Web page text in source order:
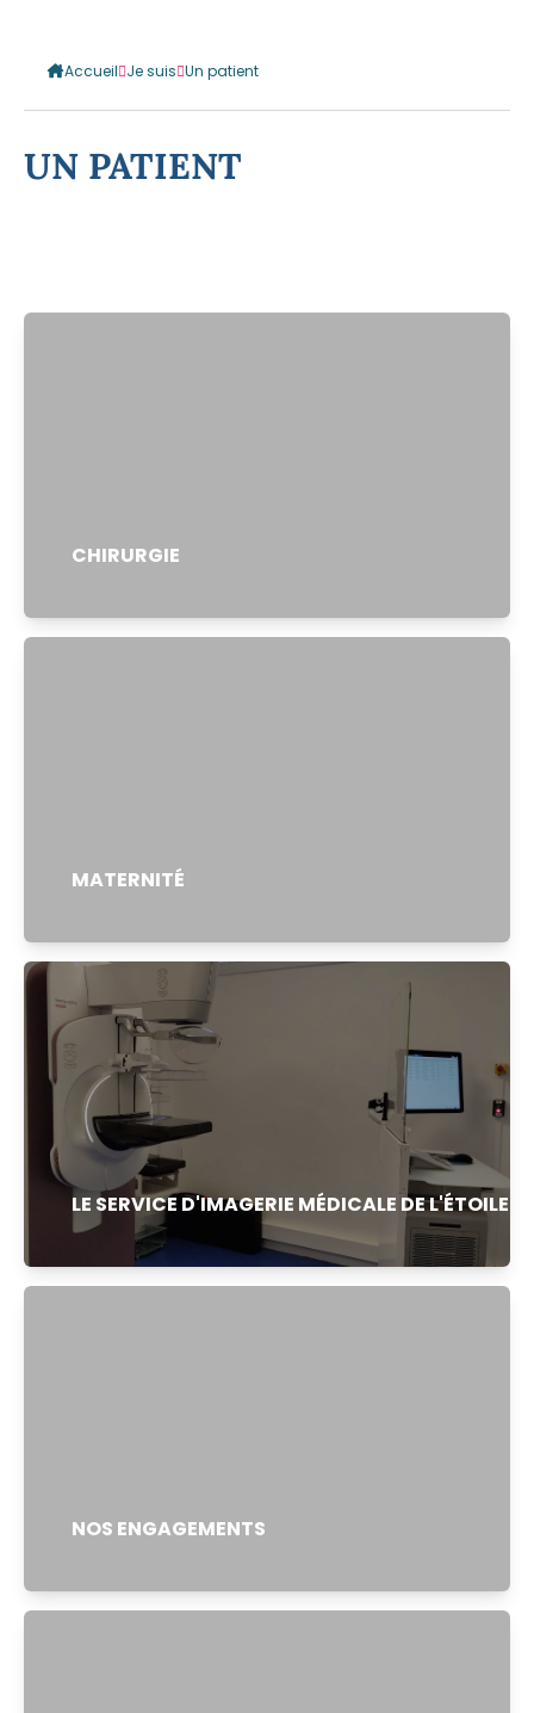
Accueil Je suis Un patient
UN PATIENT
CHIRURGIE
MATERNITÉ
LE SERVICE D'IMAGERIE MÉDICALE DE L'ÉTOILE
NOS ENGAGEMENTS